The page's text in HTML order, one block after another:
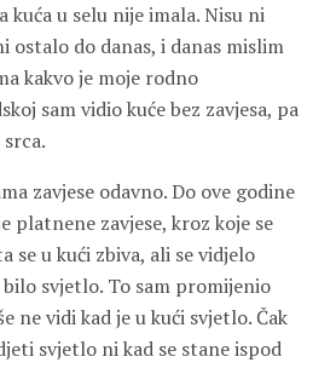
kuća u selu nije imala. Nisu ni
ostalo do danas, i danas mislim
kakvo je moje rodno
sam vidio kuće bez zavjesa, pa
zavjese odavno. Do ove godine
platnene zavjese, kroz koje se
se u kući zbiva, ali se vidjelo
svjetlo. To sam promijenio
ne vidi kad je u kući svjetlo. Čak
svjetlo ni kad se stane ispod